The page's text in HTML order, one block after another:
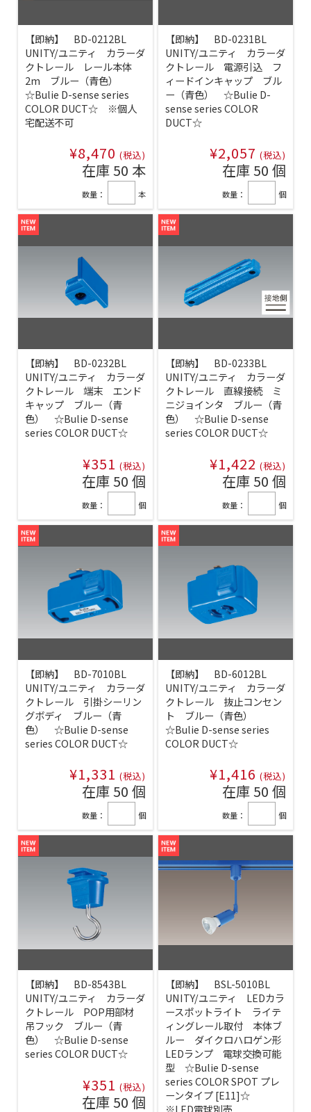
【即納】 BD-0212BL
UNITY/ユニティ カラーダ
クトレール レール本体
2m ブルー（青色）
☆Bulie D-sense series
COLOR DUCT☆ ※個人
宅配送不可
¥8,470 (税込)
在庫 50 本
数量： 本
【即納】 BD-0231BL
UNITY/ユニティ カラーダ
クトレール 電源引込 フ
ィードインキャップ ブル
ー（青色） ☆Bulie D-
sense series COLOR
DUCT☆
¥2,057 (税込)
在庫 50 個
数量： 個
【即納】 BD-0232BL
UNITY/ユニティ カラーダ
クトレール 端末 エンド
キャップ ブルー（青
色） ☆Bulie D-sense
series COLOR DUCT☆
¥351 (税込)
在庫 50 個
数量： 個
【即納】 BD-0233BL
UNITY/ユニティ カラーダ
クトレール 直線接続 ミ
ニジョインタ ブルー（青
色） ☆Bulie D-sense
series COLOR DUCT☆
¥1,422 (税込)
在庫 50 個
数量： 個
【即納】 BD-7010BL
UNITY/ユニティ カラーダ
クトレール 引掛シーリン
グボディ ブルー（青
色） ☆Bulie D-sense
series COLOR DUCT☆
¥1,331 (税込)
在庫 50 個
数量： 個
【即納】 BD-6012BL
UNITY/ユニティ カラーダ
クトレール 抜止コンセン
ト ブルー（青色）
☆Bulie D-sense series
COLOR DUCT☆
¥1,416 (税込)
在庫 50 個
数量： 個
【即納】 BD-8543BL
UNITY/ユニティ カラーダ
クトレール POP用部材
吊フック ブルー（青
色） ☆Bulie D-sense
series COLOR DUCT☆
¥351 (税込)
在庫 50 個
【即納】 BSL-5010BL
UNITY/ユニティ LEDカラ
ースポットライト ライテ
ィングレール取付 本体ブ
ルー ダイクロハロゲン形
LEDランプ 電球交換可能
型 ☆Bulie D-sense
series COLOR SPOT プレ
ーンタイプ [E11]☆
※LED電球別売